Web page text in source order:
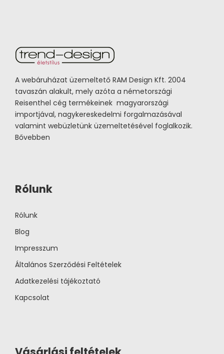
A webáruházat üzemeltető RAM Design Kft. 2004
tavaszán alakult, mely azóta a németországi
Reisenthel cég termékeinek magyarországi
importjával, nagykereskedelmi forgalmazásával
valamint webüzletünk üzemeltetésével foglalkozik.
Bővebben
Rólunk
Rólunk
Blog
Impresszum
Általános Szerződési Feltételek
Adatkezelési tájékoztató
Kapcsolat